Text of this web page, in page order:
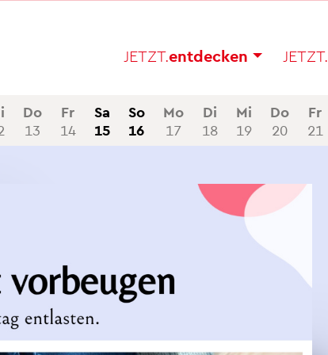
JETZT.ent­de­cken JETZT.
Do
13
Fr
14
Sa
15
So
16
Mo
17
Di
18
Mi
19
Do
20
Fr
21